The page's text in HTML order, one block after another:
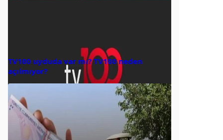
TV100 uyduda var mı? TV100 neden
açılmıyor?